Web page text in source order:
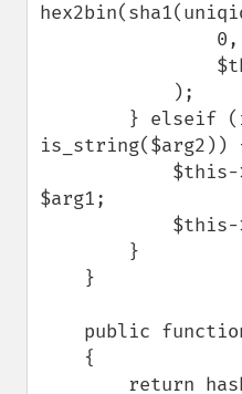
is_string($arg2))
$arg1;